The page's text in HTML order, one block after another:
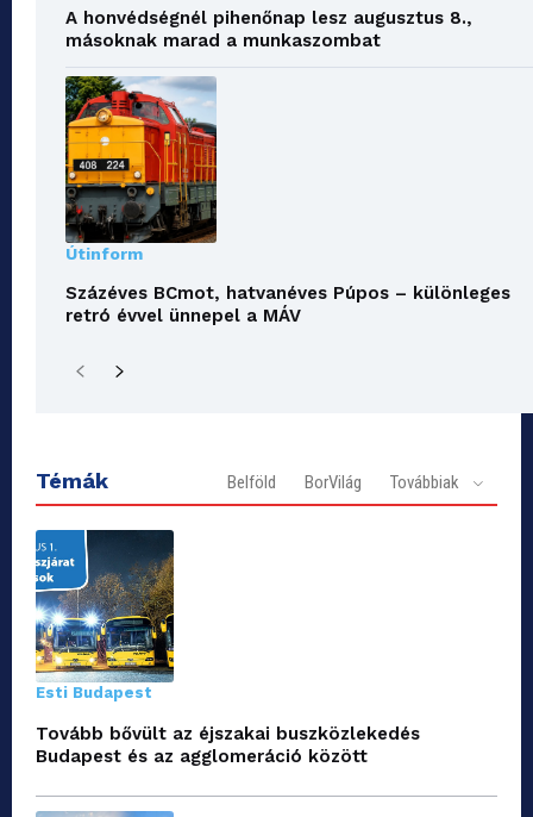
A honvédségnél pihenőnap lesz augusztus 8.,
másoknak marad a munkaszombat
Útinform
Százéves BCmot, hatvanéves Púpos – különleges
retró évvel ünnepel a MÁV
Témák Belföld BorVilág Továbbiak
Esti Budapest
Tovább bővült az éjszakai buszközlekedés
Budapest és az agglomeráció között